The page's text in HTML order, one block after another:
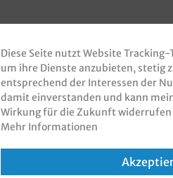
Diese Seite nutzt Website
um ihre Dienste anzubieten, stetig
entsprechend der Interessen der
damit einverstanden und kann
Wirkung für die Zukunft widerrufen
Mehr Informationen